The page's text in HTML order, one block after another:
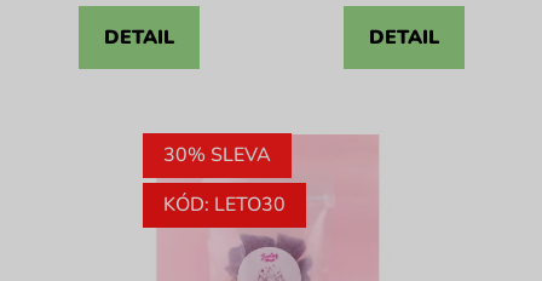
z
DETAIL
z
DETAIL
30% SLEVA
KÓD: LETO30